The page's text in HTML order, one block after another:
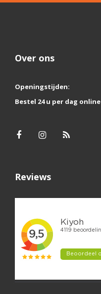
Over ons
Openingstijden:
Bestel 24 u per dag online
Reviews